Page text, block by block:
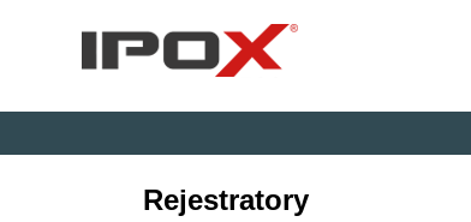
Rejestratory